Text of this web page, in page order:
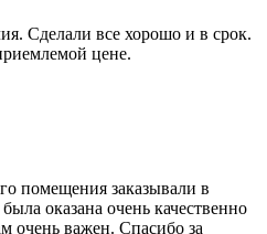
Сделали все хорошо и в срок.
цене.
помещения заказывали в
оказана очень качественно
очень важен. Спасибо за